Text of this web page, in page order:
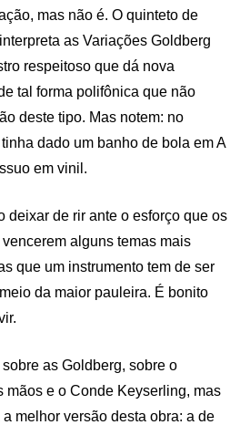
mas não é. O quinteto de
as Variações Goldberg
respeitoso que dá nova
tal forma polifônica que não
deste tipo. Mas notem: no
dado um banho de bola em A
em vinil.
deixar de rir ante o esforço que os
alguns temas mais
que um instrumento tem de ser
da maior pauleira. É bonito
as Goldberg, sobre o
mãos e o Conde Keyserling, mas
melhor versão desta obra: a de